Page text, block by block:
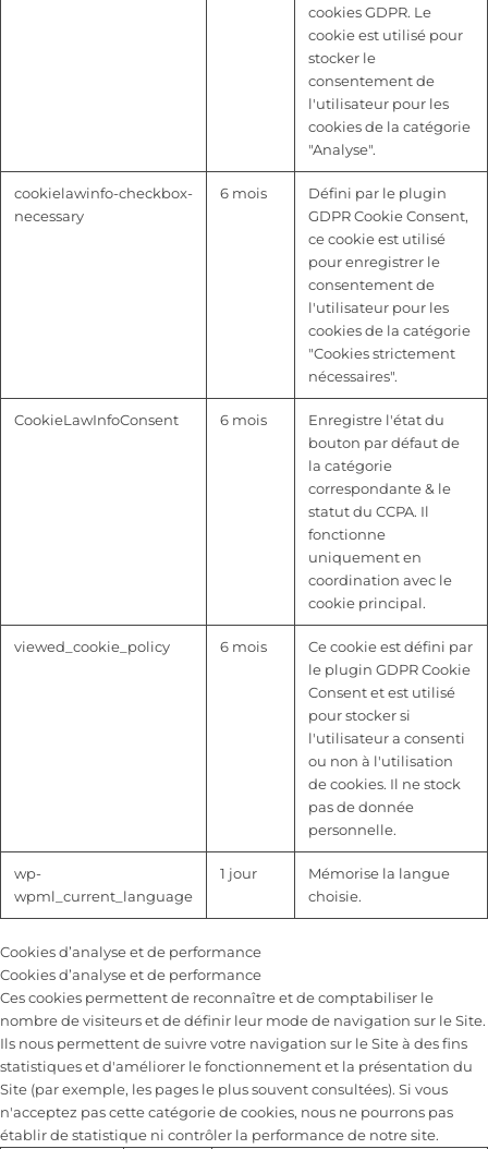
cookies GDPR. Le
cookie est utilisé pour
stocker le
consentement de
l'utilisateur pour les
cookies de la catégorie
"Analyse".
cookielawinfo-checkbox-
necessary
6 mois
Défini par le plugin
GDPR Cookie Consent,
ce cookie est utilisé
pour enregistrer le
consentement de
l'utilisateur pour les
cookies de la catégorie
"Cookies strictement
nécessaires".
CookieLawInfoConsent 6 mois
Enregistre l'état du
bouton par défaut de
la catégorie
correspondante & le
statut du CCPA. Il
fonctionne
uniquement en
coordination avec le
cookie principal.
viewed_cookie_policy 6 mois
Ce cookie est défini par
le plugin GDPR Cookie
Consent et est utilisé
pour stocker si
l'utilisateur a consenti
ou non à l'utilisation
de cookies. Il ne stock
pas de donnée
personnelle.
wp-
wpml_current_language
1 jour
Mémorise la langue
choisie.
Cookies d’analyse et de performance
Cookies d’analyse et de performance
Ces cookies permettent de reconnaître et de comptabiliser le
nombre de visiteurs et de définir leur mode de navigation sur le Site.
Ils nous permettent de suivre votre navigation sur le Site à des fins
statistiques et d'améliorer le fonctionnement et la présentation du
Site (par exemple, les pages le plus souvent consultées). Si vous
n'acceptez pas cette catégorie de cookies, nous ne pourrons pas
établir de statistique ni contrôler la performance de notre site.